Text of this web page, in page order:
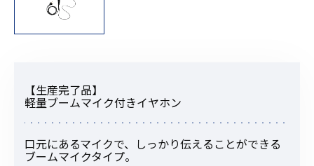
【生産完了品】
軽量ブームマイク付きイヤホン
口元にあるマイクで、しっかり伝えることができる
ブームマイクタイプ。